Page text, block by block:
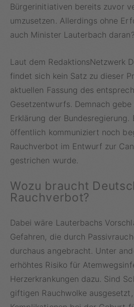
Bürgerinitiativen bereits zuvor
umzusetzen. Allerdings ohne
auch Minister Lauterbach daran?
Laut dem RedaktionsNetzwerk
findet sich kein Satz zu dieser
aktuellen Fassung des
Gesetzentwurfs. Demnach
Erklärung der Bundesregierung.
öffentlich kommuniziert noch
Rauchverbot im Entwurf zur
gestrichen wurde.
Wozu braucht
Rauchverbot?
Dabei wäre Lauterbachs
Gefahren, die durch
durchaus angebracht. Unter
erhöhtes Risiko für
Herzerkrankungen dazu. Sind
giftigen Rauchwolke